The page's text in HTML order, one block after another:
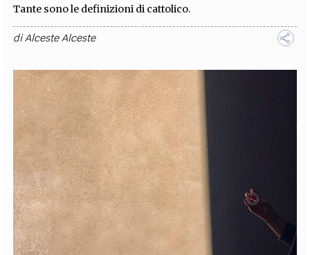
Tante sono le definizioni di cattolico.
diAlceste Alceste